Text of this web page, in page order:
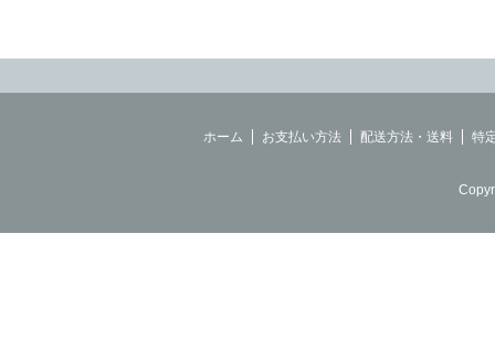
ホーム お支払い方法 配送方法・送料 特